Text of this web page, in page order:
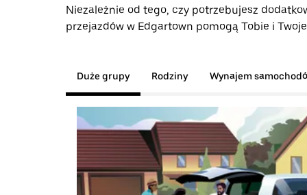
Niezależnie od tego, czy potrzebujesz
przejazdów w Edgartown pomogą Tobie i
Duże grupy Rodziny Wynajem